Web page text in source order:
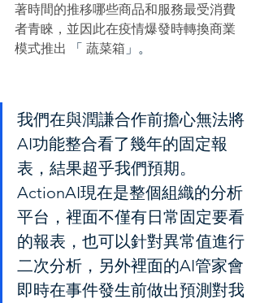
著時間的推移哪些商品和服務最受消費
者青睞，並因此在疫情爆發時轉換商業
模式推出
「 蔬菜箱 」。
我們在與潤謙合作前擔心無法將
AI功能整合看了幾年的固定報
表，結果超乎我們預期。
ActionAI現在是整個組織的分析
平台，裡面不僅有日常固定要看
的報表，也可以針對異常值進行
二次分析，另外裡面的AI管家會
即時在事件發生前做出預測對我